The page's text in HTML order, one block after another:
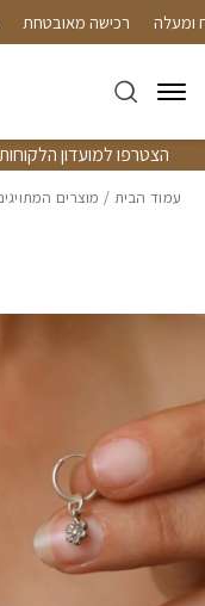
Skip to Contentרכישה
הצטרפו למועדון הלקוחות של טאו וקבלו
עמוד הבית / מוצרים
בחזרה למעלה